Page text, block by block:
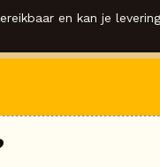
en kan je